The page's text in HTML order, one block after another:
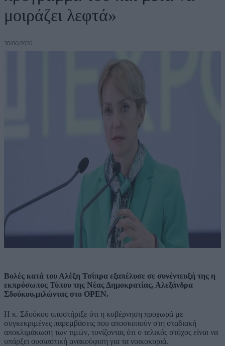
μοιράζει λεφτά»
30/06/2026
Βολές κατά του Αλέξη Τσίπρα εξαπέλυσε σε συνέντευξή της η
εκπρόσωπος Τύπου της Νέας Δημοκρατίας, Αλεξάνδρα
Σδούκου,μιλώντας στο OPEΝ.
Η κ. Σδούκου υποστήριξε ότι η κυβέρνηση προχωρά με
συγκεκριμένες παρεμβάσεις που αποσκοπούν στη σταδιακή
αποκλιμάκωση των τιμών, τονίζοντας ότι ο τελικός στόχος είναι να
υπάρξει ουσιαστική ανακούφιση για τα νοικοκυριά.